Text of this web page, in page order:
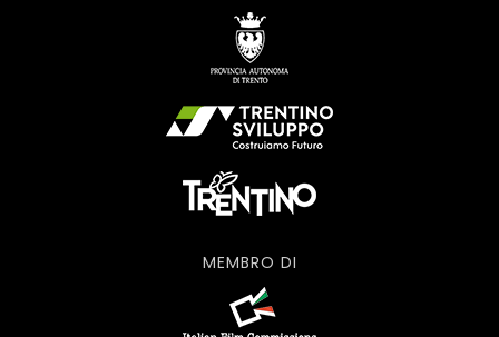
MEMBRO DI